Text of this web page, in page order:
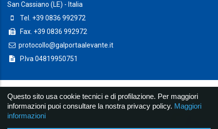
Questo sito usa cookie tecnici e di profilazione. Per maggiori
informazioni puoi consultare la nostra privacy policy. Maggiori
informazioni
San Cassiano (LE) - Italia
Tel. +39 0836 992972
Fax. +39 0836 992972
protocollo@galportaalevante.it
P.Iva 04819950751
© Copyright 2019 Galportaalevante S.c.a.r.l. - Powered byLab07